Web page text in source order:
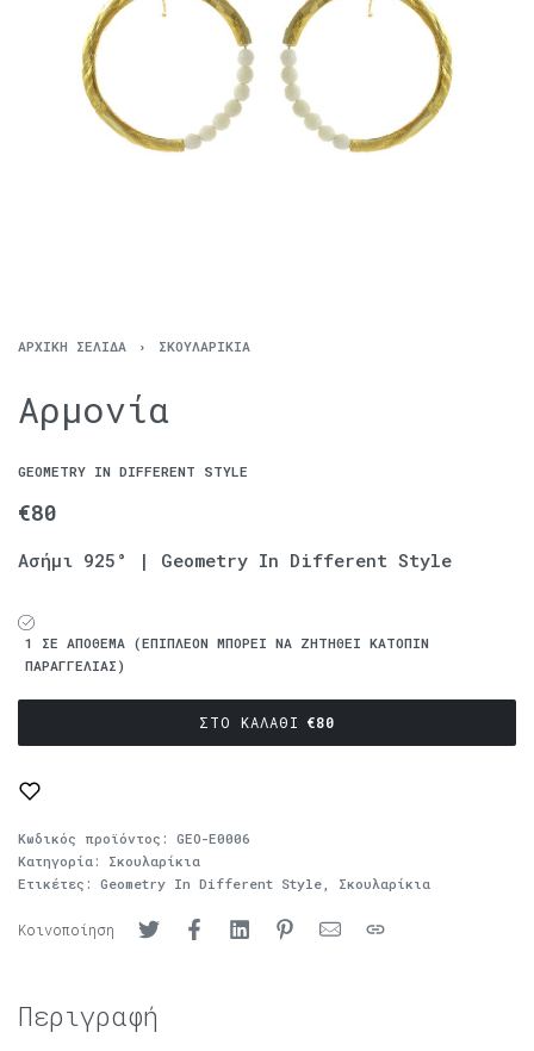
ΑΡΧΙΚΉ ΣΕΛΊΔΑ › ΣΚΟΥΛΑΡΊΚΙΑ
Αρμονία
GEOMETRY IN DIFFERENT STYLE
€80
Ασήμι 925° | Geometry In Different Style
1 ΣΕ ΑΠΌΘΕΜΑ (ΕΠΙΠΛΈΟΝ ΜΠΟΡΕΊ ΝΑ ΖΗΤΗΘΕΊ ΚΑΤΌΠΙΝ
ΠΑΡΑΓΓΕΛΊΑΣ)
€80
ΣΤΟ ΚΑΛΆΘΙ
Κωδικός προϊόντος: GEO-E0006
Κατηγορία: Σκουλαρίκια
Ετικέτες: Geometry In Different Style Σκουλαρίκια
Κοινοποίηση
Περιγραφή